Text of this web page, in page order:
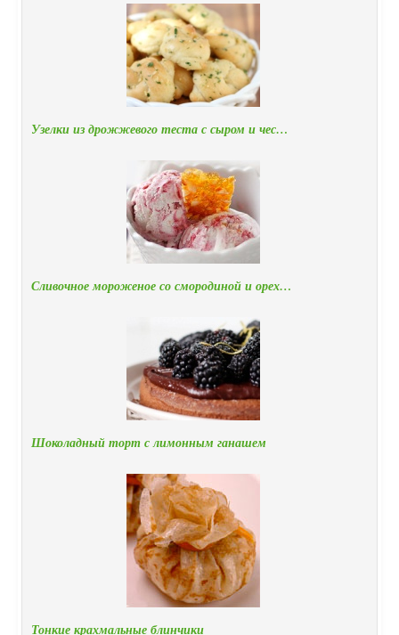
Узелки из дрожжевого теста с сыром и чес…
Сливочное мороженое со смородиной и орех…
Шоколадный торт с лимонным ганашем
Тонкие крахмальные блинчики